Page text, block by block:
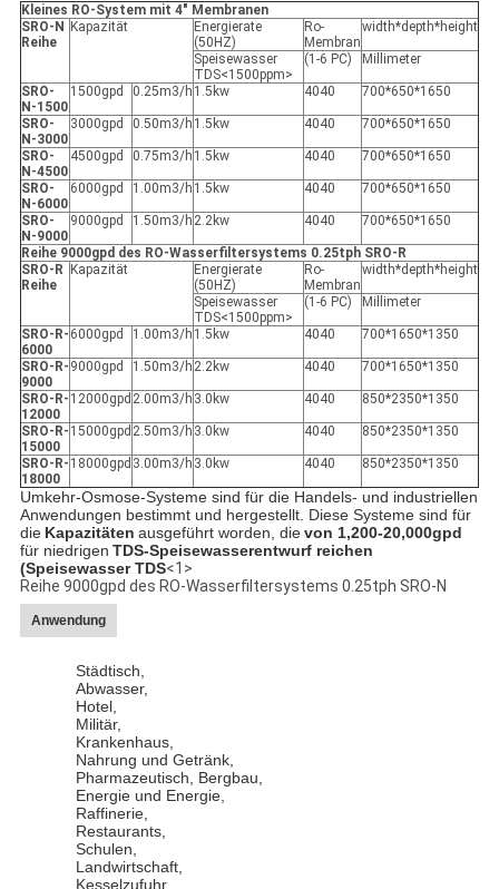
Kleines RO-System mit 4" Membranen
SRO-N
Reihe
Kapazität
Energierate
(50HZ)
Ro-
Membran
width*depth*height
Speisewasser
TDS<1500ppm>
(1-6 PC) Millimeter
SRO-
N-1500
1500gpd 0.25m3/h 1.5kw 4040 700*650*1650
SRO-
N-3000
3000gpd 0.50m3/h 1.5kw 4040 700*650*1650
SRO-
N-4500
4500gpd 0.75m3/h 1.5kw 4040 700*650*1650
SRO-
N-6000
6000gpd 1.00m3/h 1.5kw 4040 700*650*1650
SRO-
N-9000
9000gpd 1.50m3/h 2.2kw 4040 700*650*1650
Reihe 9000gpd des RO-Wasserfiltersystems 0.25tph SRO-R
SRO-R
Reihe
Kapazität
Energierate
(50HZ)
Ro-
Membran
width*depth*height
Speisewasser
TDS<1500ppm>
(1-6 PC) Millimeter
SRO-R-
6000
6000gpd 1.00m3/h 1.5kw 4040 700*1650*1350
SRO-R-
9000
9000gpd 1.50m3/h 2.2kw 4040 700*1650*1350
SRO-R-
12000
12000gpd 2.00m3/h 3.0kw 4040 850*2350*1350
SRO-R-
15000
15000gpd 2.50m3/h 3.0kw 4040 850*2350*1350
SRO-R-
18000
18000gpd 3.00m3/h 3.0kw 4040 850*2350*1350
Umkehr-Osmose-Systeme sind für die Handels- und industriellen
Anwendungen bestimmt und hergestellt. Diese Systeme sind für
die Kapazitäten ausgeführt worden, dievon 1,200-20,000gpd
für niedrigen TDS-Speisewasserentwurf reichen
(Speisewasser TDS<1>
Reihe 9000gpd des RO-Wasserfiltersystems 0.25tph SRO-N
Anwendung
Städtisch,
Abwasser,
Hotel,
Militär,
Krankenhaus,
Nahrung und Getränk,
Pharmazeutisch, Bergbau,
Energie und Energie,
Raffinerie,
Restaurants,
Schulen,
Landwirtschaft,
Kesselzufuhr,